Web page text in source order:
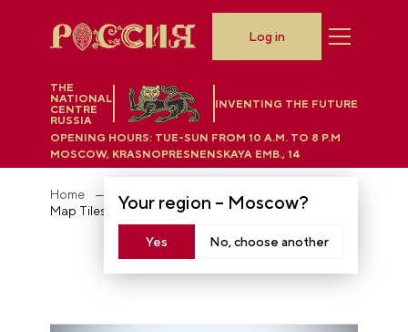
THE
NATIONAL
CENTRE
RUSSIA
INVENTING THE FUTURE
Your region – Moscow?
Yes No, choose another
OPENING HOURS: TUE-SUN FROM 10 A.M. TO 8 P.M
MOSCOW, KRASNOPRESNENSKAYA EMB., 14
Log in
Home
Exposition "Legacy for the Future"
Map Tiles